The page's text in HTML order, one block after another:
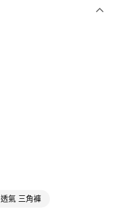
透氣 三角褲